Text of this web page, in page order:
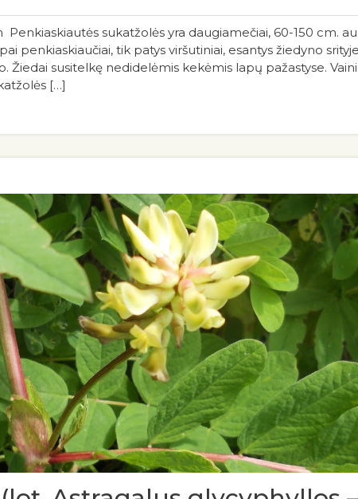
sukatžolės yra daugiamečiai, 60-150 cm.
penkiaskiaučiai, tik patys viršutiniai, esantys žiedyno
susitelkę nedidelėmis kekėmis lapų pažastyse.
[…]